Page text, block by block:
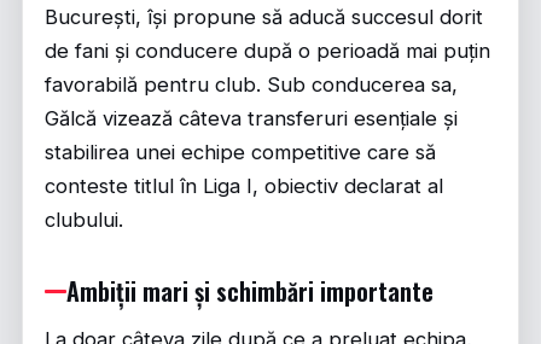
București, își propune să aducă succesul dorit
de fani și conducere după o perioadă mai puțin
favorabilă pentru club. Sub conducerea sa,
Gălcă vizează câteva transferuri esențiale și
stabilirea unei echipe competitive care să
conteste titlul în Liga I, obiectiv declarat al
clubului.
Ambiții mari și schimbări importante
La doar câteva zile după ce a preluat echipa,